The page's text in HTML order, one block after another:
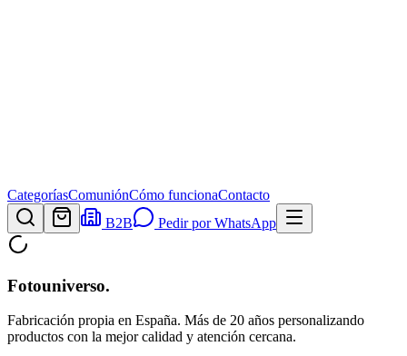
CategoríasComuniónCómo funcionaContacto
B2B
Pedir por WhatsApp
Fotouniverso.
Fabricación propia en España. Más de 20 años personalizando
productos con la mejor calidad y atención cercana.